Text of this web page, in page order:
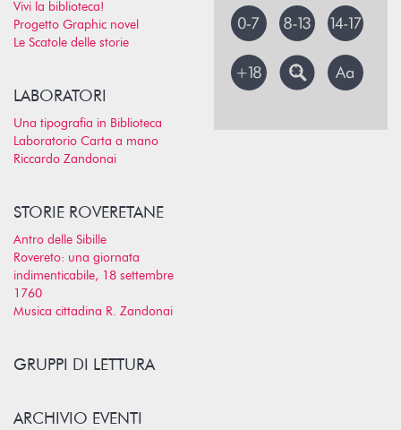
Vivi la biblioteca!
Progetto Graphic novel
Le Scatole delle storie
LABORATORI
Una tipografia in Biblioteca
Laboratorio Carta a mano
Riccardo Zandonai
STORIE ROVERETANE
Antro delle Sibille
Rovereto: una giornata
indimenticabile, 18 settembre
1760
Musica cittadina R. Zandonai
GRUPPI DI LETTURA
ARCHIVIO EVENTI